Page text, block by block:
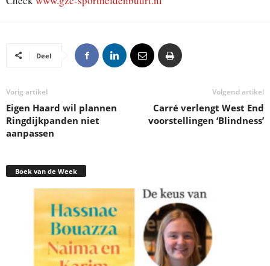
Deel
Vorig artikel
Eigen Haard wil plannen
Ringdijkpanden niet
aanpassen
Volgend artikel
Carré verlengt West End
voorstellingen ‘Blindness’
Boek van de Week